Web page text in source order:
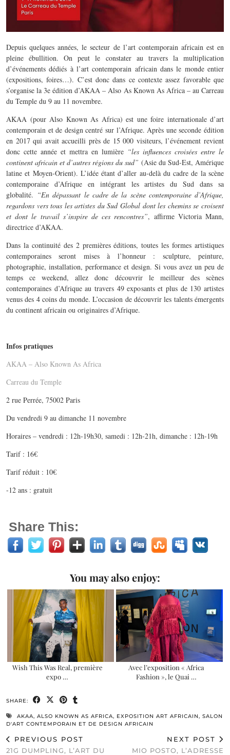
Depuis quelques années, le secteur de l’art contemporain africain est en
pleine ébullition. On peut le constater au travers la multiplication
d’événements dédiés à l’art contemporain africain dans le monde entier
(expositions, foires…). C’est donc dans ce contexte assez favorable que
s’organise la 3e édition d’AKAA – Also As Known As Africa – au Carreau
du Temple du 9 au 11 novembre.
AKAA (pour Also Known As Africa) est une foire internationale d’art
contemporain et de design centré sur l’Afrique. Après une seconde édition
en 2017 qui avait accueilli près de 15 000 visiteurs, l’événement revient
donc cette année et mettra en lumière “les influences croisées entre le
continent africain et d’autres régions du sud” (Asie du Sud-Est, Amérique
latine et Moyen-Orient). L’idée étant d’aller au-delà du cadre de la scène
contemporaine d’Afrique en intégrant les artistes du Sud dans sa
globalité. “En dépassant le cadre de la scène contemporaine d’Afrique,
regardons vers tous les artistes du Sud Global dont les chemins se croisent
et dont le travail s’inspire de ces rencontres”, affirme Victoria Mann,
directrice d’AKAA.
Dans la continuité des 2 premières éditions, toutes les formes artistiques
contemporaines seront mises à l’honneur : sculpture, peinture,
photographie, installation, performance et design. Si vous avez un peu de
temps ce weekend, allez donc découvrir le meilleur des scènes
contemporaines d’Afrique au travers 49 exposants et plus de 130 artistes
venus des 4 coins du monde. L’occasion de découvrir les talents émergents
du continent africain ou originaires d’Afrique.
Infos pratiques
AKAA – Also Known As Africa
Carreau du Temple
2 rue Perrée, 75002 Paris
Du vendredi 9 au dimanche 11 novembre
Horaires – vendredi : 12h-19h30, samedi : 12h-21h, dimanche : 12h-19h
Tarif : 16€
Tarif réduit : 10€
-12 ans : gratuit
Share This:
You may also enjoy:
Wish This Was Real, première
expo …
Avec l’exposition « Africa
Fashion », le Quai …
SHARE:
AKAA, ALSO KNOWN AS AFRICA, EXPOSITION ART AFRICAIN , SALON
D'ART CONTEMPORAIN ET DE DESIGN AFRICAIN
PREVIOUS POST
21G DUMPLING, L’ART DU
NEXT POST
MIO POSTO, L’ADRESSE